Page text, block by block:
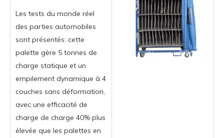
Les tests du monde réel
des parties automobiles
sont présentés: cette
palette gère 5 tonnes de
charge statique et un
empilement dynamique à 4
couches sans déformation,
avec une efficacité de
charge de charge 40% plus
élevée que les palettes en